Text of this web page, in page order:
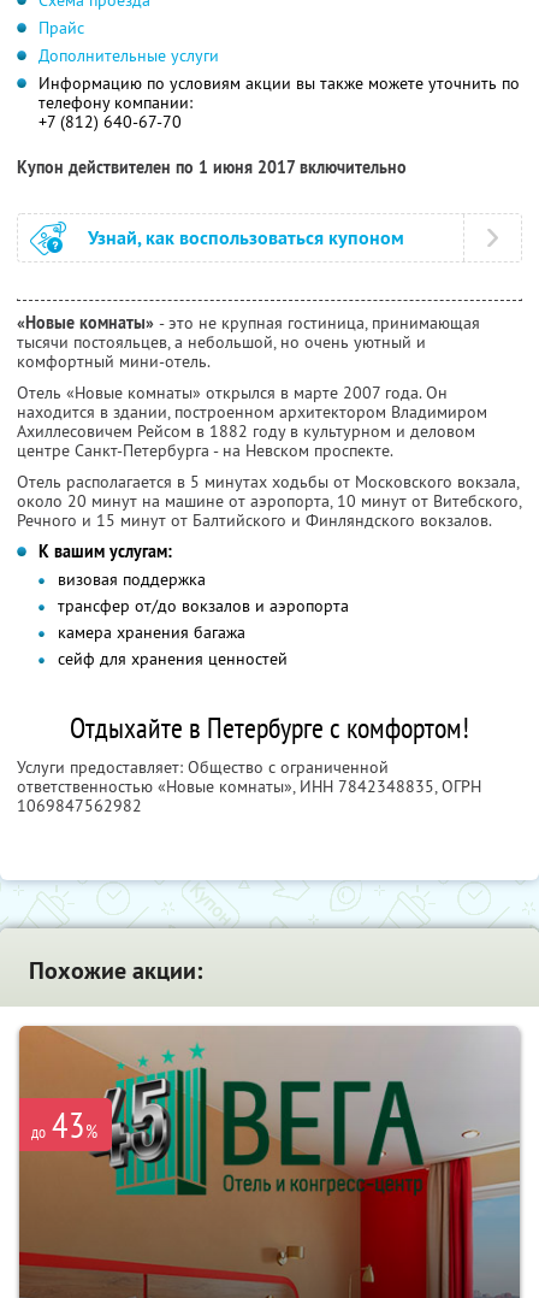
Прайс
Дополнительные услуги
Информацию по условиям акции вы также можете уточнить по
телефону компании:
+7 (812) 640-67-70
Купон действителен по 1 июня 2017 включительно
Узнай, как воспользоваться купоном
«Новые комнаты» - это не крупная гостиница, принимающая
тысячи постояльцев, а небольшой, но очень уютный и
комфортный мини-отель.
Отель «Новые комнаты» открылся в марте 2007 года. Он
находится в здании, построенном архитектором Владимиром
Ахиллесовичем Рейсом в 1882 году в культурном и деловом
центре Санкт-Петербурга - на Невском проспекте.
Отель располагается в 5 минутах ходьбы от Московского вокзала,
около 20 минут на машине от аэропорта, 10 минут от Витебского,
Речного и 15 минут от Балтийского и Финляндского вокзалов.
К вашим услугам:
визовая поддержка
трансфер от/до вокзалов и аэропорта
камера хранения багажа
сейф для хранения ценностей
Отдыхайте в Петербурге с комфортом!
Услуги предоставляет: Общество с ограниченной
ответственностью «Новые комнаты», ИНН 7842348835, ОГРН
1069847562982
Похожие акции:
до 43%